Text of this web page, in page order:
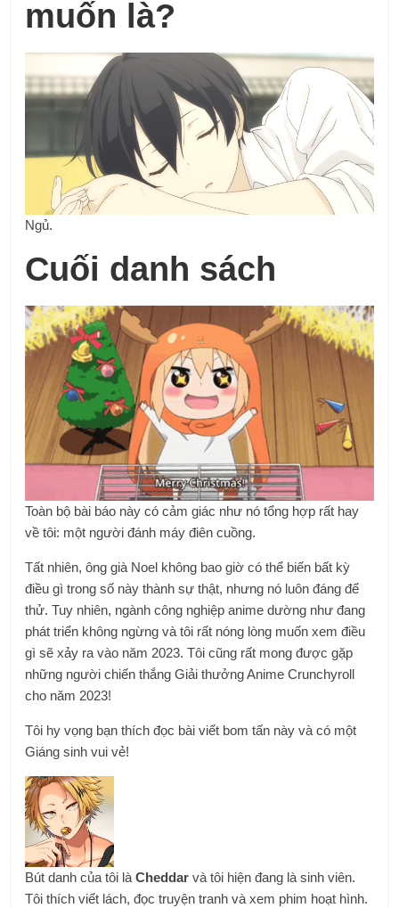
muốn là?
Ngủ.
Cuối danh sách
Toàn bộ bài báo này có cảm giác như nó tổng hợp rất hay
về tôi: một người đánh máy điên cuồng.
Tất nhiên, ông già Noel không bao giờ có thể biến bất kỳ
điều gì trong số này thành sự thật, nhưng nó luôn đáng để
thử. Tuy nhiên, ngành công nghiệp anime dường như đang
phát triển không ngừng và tôi rất nóng lòng muốn xem điều
gì sẽ xảy ra vào năm 2023. Tôi cũng rất mong được gặp
những người chiến thắng Giải thưởng Anime Crunchyroll
cho năm 2023!
Tôi hy vọng bạn thích đọc bài viết bom tấn này và có một
Giáng sinh vui vẻ!
Bút danh của tôi làCheddar và tôi hiện đang là sinh viên.
Tôi thích viết lách, đọc truyện tranh và xem phim hoạt hình.